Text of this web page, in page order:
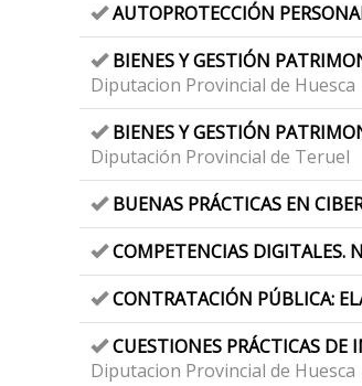
AUTOPROTECCIÓN
BIENES Y GESTIÓN
Diputacion Provincial de Huesca
BIENES Y GESTIÓN
Diputación Provincial de Teruel
BUENAS PRÁCTICAS EN
COMPETENCIAS DIGITALES.
CONTRATACIÓN PÚBLICA:
CUESTIONES PRÁCTICAS DE
Diputacion Provincial de Huesca